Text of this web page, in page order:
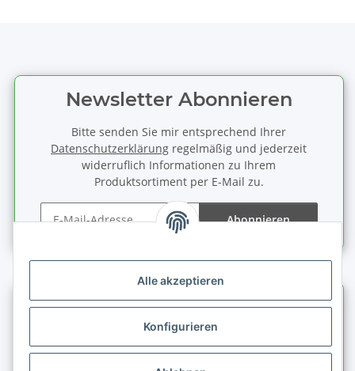
Alle akzeptieren
Konfigurieren
Newsletter Abonnieren
Bitte senden Sie mir entsprechend Ihrer
Datenschutzerklärung regelmäßig und jederzeit
widerruflich Informationen zu Ihrem
Produktsortiment per E-Mail zu.
Abonnieren
Informationen
Gesetzliche Informationen